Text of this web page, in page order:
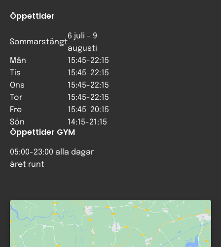
Öppettider
Sommarstängt
6 juli - 9
augusti
Mån
15:45-22:15
Tis
15:45-22:15
Ons
15:45-22:15
Tor
15:45-22:15
Fre
15:45-20:15
Sön
14:15-21:15
Öppettider GYM
05:00-23:00 alla dagar
året runt